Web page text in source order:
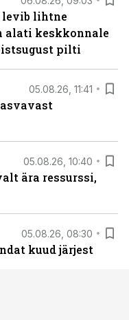
levib lihtne
alati keskkonnale
pilti
05.08.26, 11:41
05.08.26, 10:40
ära ressurssi,
05.08.26, 08:30
kuud järjest